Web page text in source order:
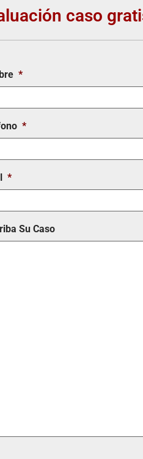
caso
*
*
*
Su Caso